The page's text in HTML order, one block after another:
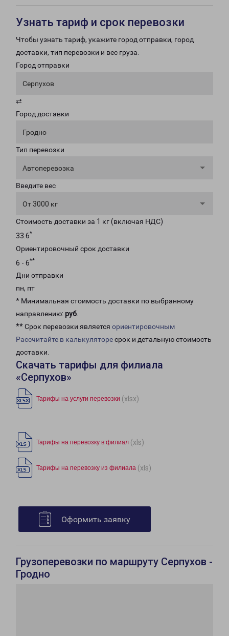
Узнать тариф и срок перевозки
Чтобы узнать тариф, укажите город отправки, город
доставки, тип перевозки и вес груза.
Город отправки
Серпухов
⇄
Город доставки
Гродно
Тип перевозки
Автоперевозка
Введите вес
От 3000 кг
Стоимость доставки за 1 кг (включая НДС)
33.6*
Ориентировочный срок доставки
6 - 6**
Дни отправки
пн, пт
* Минимальная стоимость доставки по выбранному
направлению: руб.
** Срок перевозки является ориентировочным
Рассчитайте в калькуляторесрок и детальную стоимость
доставки.
Скачать тарифы для филиала
«Серпухов»
Тарифы на услуги перевозки (xlsx)
Тарифы на перевозку в филиал (xls)
Тарифы на перевозку из филиала (xls)
Оформить заявку
Грузоперевозки по маршруту Серпухов -
Гродно